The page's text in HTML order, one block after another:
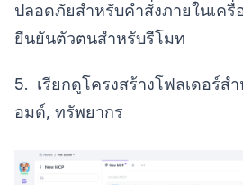
ปลอดภัยสำหรับคำสั่งภายในเครื่
ยืนยันตัวตนสำหรับรีโมท
5. เรียกดูโครงสร้างโฟลเดอร์ส
อมต์, ทรัพยากร